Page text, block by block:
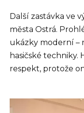
Další zastávka ve
města Ostrá.
ukázky moderní –
hasičské techniky.
respekt, protože